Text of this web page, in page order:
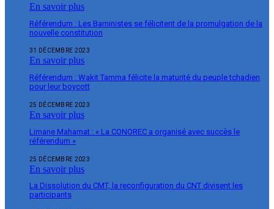
En savoir plus
Référendum : Les Baministes se félicitent de la promulgation de la
nouvelle constitution
31 DÉCEMBRE 2023
En savoir plus
Référendum : Wakit Tamma félicite la maturité du peuple tchadien
pour leur boycott
25 DÉCEMBRE 2023
En savoir plus
Limane Mahamat : « La CONOREC a organisé avec succès le
référendum »
25 DÉCEMBRE 2023
En savoir plus
La Dissolution du CMT, la reconfiguration du CNT divisent les
participants